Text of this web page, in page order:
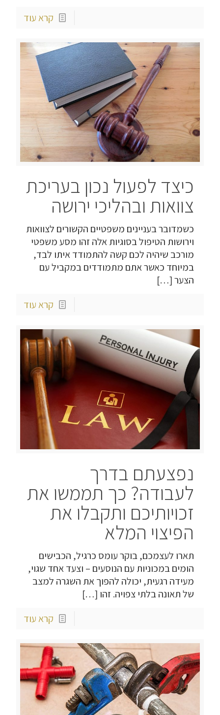
קרא עוד
כיצד לפעול נכון בעריכת
צוואות ובהליכי ירושה
כשמדובר בעניינים משפטיים הקשורים לצוואות
וירושות הטיפול בסוגיות אלה זהו מסע משפטי
מורכב שיהיה לכם קשה להתמודד איתו לבד,
במיוחד כאשר אתם מתמודדים במקביל עם
הצער[…]
קרא עוד
נפצעתם בדרך
לעבודה? כך תממשו את
זכויותיכם ותקבלו את
הפיצוי המלא
תארו לעצמכם, בוקר עומס כרגיל, הכבישים
הומים במכוניות עם הנוסעים – וצעד אחד שגוי,
מעידה רגעית, יכולה להפוך את השגרה למצב
של תאונה בלתי צפויה. זהו […]
קרא עוד